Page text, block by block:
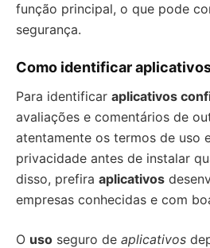
função principal, o que pode
segurança.
Como identificar
Para identificar aplicativos
avaliações e comentários de
atentamente os termos de uso
privacidade antes de instalar
disso, prefira aplicativos
empresas conhecidas e com
O uso seguro de aplicativos